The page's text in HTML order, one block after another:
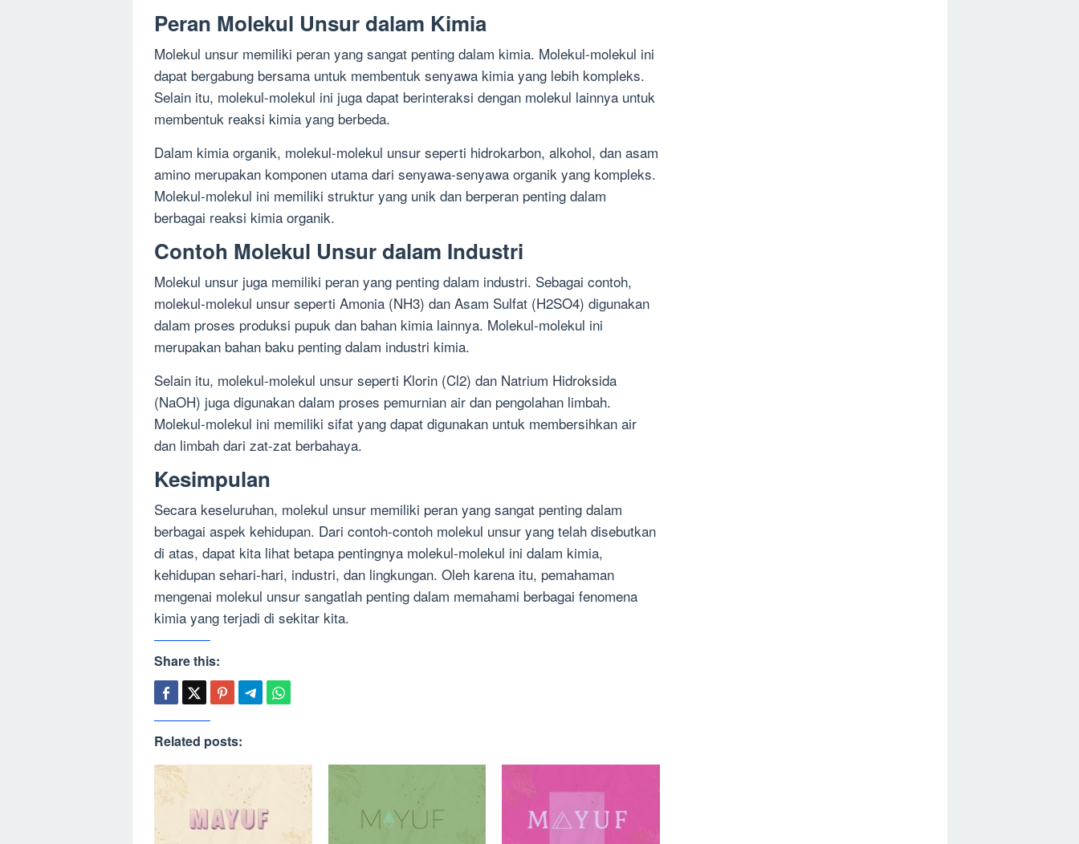
Peran Molekul Unsur dalam Kimia
Molekul unsur memiliki peran yang sangat penting dalam kimia. Molekul-molekul ini
dapat bergabung bersama untuk membentuk senyawa kimia yang lebih kompleks.
Selain itu, molekul-molekul ini juga dapat berinteraksi dengan molekul lainnya untuk
membentuk reaksi kimia yang berbeda.
Dalam kimia organik, molekul-molekul unsur seperti hidrokarbon, alkohol, dan asam
amino merupakan komponen utama dari senyawa-senyawa organik yang kompleks.
Molekul-molekul ini memiliki struktur yang unik dan berperan penting dalam
berbagai reaksi kimia organik.
Contoh Molekul Unsur dalam Industri
Molekul unsur juga memiliki peran yang penting dalam industri. Sebagai contoh,
molekul-molekul unsur seperti Amonia (NH3) dan Asam Sulfat (H2SO4) digunakan
dalam proses produksi pupuk dan bahan kimia lainnya. Molekul-molekul ini
merupakan bahan baku penting dalam industri kimia.
Selain itu, molekul-molekul unsur seperti Klorin (Cl2) dan Natrium Hidroksida
(NaOH) juga digunakan dalam proses pemurnian air dan pengolahan limbah.
Molekul-molekul ini memiliki sifat yang dapat digunakan untuk membersihkan air
dan limbah dari zat-zat berbahaya.
Kesimpulan
Secara keseluruhan, molekul unsur memiliki peran yang sangat penting dalam
berbagai aspek kehidupan. Dari contoh-contoh molekul unsur yang telah disebutkan
di atas, dapat kita lihat betapa pentingnya molekul-molekul ini dalam kimia,
kehidupan sehari-hari, industri, dan lingkungan. Oleh karena itu, pemahaman
mengenai molekul unsur sangatlah penting dalam memahami berbagai fenomena
kimia yang terjadi di sekitar kita.
Share this:
Related posts: